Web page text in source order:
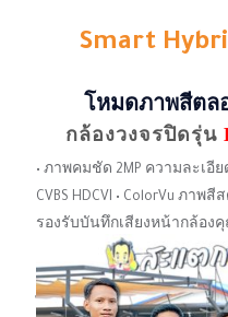
Smart
โหมดภาพสีตล
กล้องวงจรปิดรุ่น
• ภาพคมชัด 2MP ความละเอีย
CVBS HDCVI • ColorVu ภา
รองรับบันทึกเสียงหน้ากล้องคุ
แสดงภาพสีตรวจการ เคลื่อ
รถ แสงไฟจากกล้องไกลสูงสุด
ไกลสูงสุด 20 เมตร • วัสดุอัล